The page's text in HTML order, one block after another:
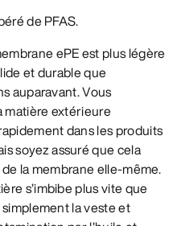
de PFAS.
ePE est plus légère
et durable que
auparavant. Vous
matière extérieure
dans les produits
soyez assuré que cela
la membrane elle-même.
s’imbibe plus vite que
la veste et